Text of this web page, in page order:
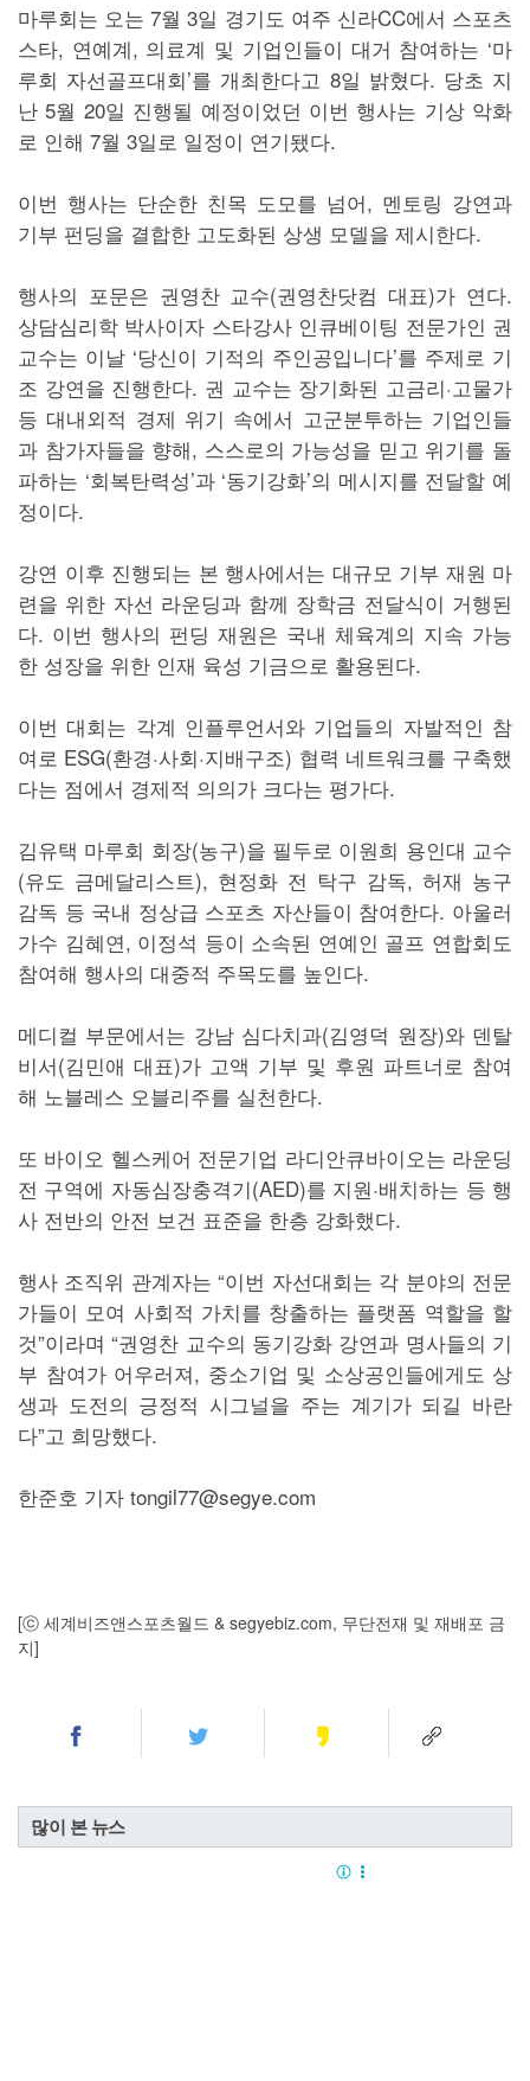
마루회는 오는 7월 3일 경기도 여주 신라CC에서 스포츠
스타, 연예계, 의료계 및 기업인들이 대거 참여하는 ‘마
루회 자선골프대회’를 개최한다고 8일 밝혔다. 당초 지
난 5월 20일 진행될 예정이었던 이번 행사는 기상 악화
로 인해 7월 3일로 일정이 연기됐다.
이번 행사는 단순한 친목 도모를 넘어, 멘토링 강연과
기부 펀딩을 결합한 고도화된 상생 모델을 제시한다.
행사의 포문은 권영찬 교수(권영찬닷컴 대표)가 연다.
상담심리학 박사이자 스타강사 인큐베이팅 전문가인 권
교수는 이날 ‘당신이 기적의 주인공입니다’를 주제로 기
조 강연을 진행한다. 권 교수는 장기화된 고금리·고물가
등 대내외적 경제 위기 속에서 고군분투하는 기업인들
과 참가자들을 향해, 스스로의 가능성을 믿고 위기를 돌
파하는 ‘회복탄력성’과 ‘동기강화’의 메시지를 전달할 예
정이다.
강연 이후 진행되는 본 행사에서는 대규모 기부 재원 마
련을 위한 자선 라운딩과 함께 장학금 전달식이 거행된
다. 이번 행사의 펀딩 재원은 국내 체육계의 지속 가능
한 성장을 위한 인재 육성 기금으로 활용된다.
이번 대회는 각계 인플루언서와 기업들의 자발적인 참
여로 ESG(환경·사회·지배구조) 협력 네트워크를 구축했
다는 점에서 경제적 의의가 크다는 평가다.
김유택 마루회 회장(농구)을 필두로 이원희 용인대 교수
(유도 금메달리스트), 현정화 전 탁구 감독, 허재 농구
감독 등 국내 정상급 스포츠 자산들이 참여한다. 아울러
가수 김혜연, 이정석 등이 소속된 연예인 골프 연합회도
참여해 행사의 대중적 주목도를 높인다.
메디컬 부문에서는 강남 심다치과(김영덕 원장)와 덴탈
비서(김민애 대표)가 고액 기부 및 후원 파트너로 참여
해 노블레스 오블리주를 실천한다.
또 바이오 헬스케어 전문기업 라디안큐바이오는 라운딩
전 구역에 자동심장충격기(AED)를 지원·배치하는 등 행
사 전반의 안전 보건 표준을 한층 강화했다.
행사 조직위 관계자는 “이번 자선대회는 각 분야의 전문
가들이 모여 사회적 가치를 창출하는 플랫폼 역할을 할
것”이라며 “권영찬 교수의 동기강화 강연과 명사들의 기
부 참여가 어우러져, 중소기업 및 소상공인들에게도 상
생과 도전의 긍정적 시그널을 주는 계기가 되길 바란
다”고 희망했다.
한준호 기자 tongil77@segye.com
[ⓒ 세계비즈앤스포츠월드 & segyebiz.com, 무단전재 및 재배포 금
지]
많이 본 뉴스